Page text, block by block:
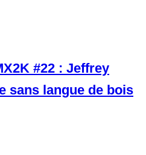
#22 : Jeffrey
sans langue de bois